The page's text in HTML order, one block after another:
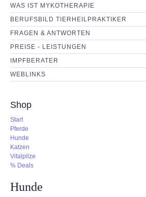
WAS IST MYKOTHERAPIE
BERUFSBILD TIERHEILPRAKTIKER
FRAGEN & ANTWORTEN
PREISE - LEISTUNGEN
IMPFBERATER
WEBLINKS
Shop
Start
Pferde
Hunde
Katzen
Vitalpilze
% Deals
Hunde